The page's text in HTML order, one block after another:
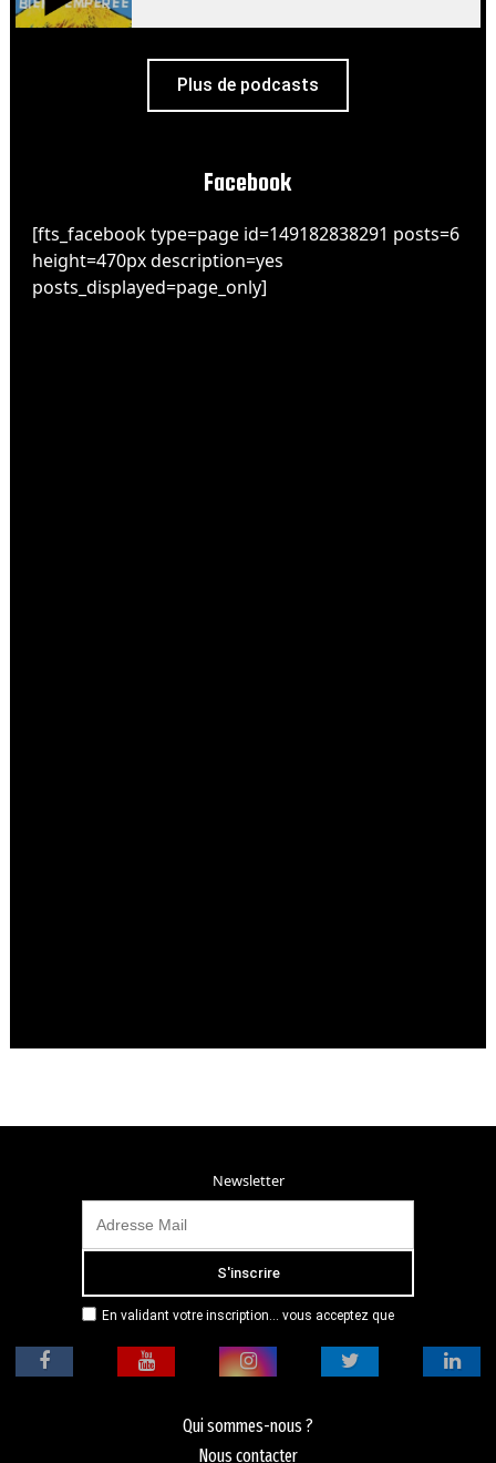
Plus de podcasts
Facebook
[fts_facebook type=page id=149182838291 posts=6
height=470px description=yes
posts_displayed=page_only]
Newsletter
En validant votre inscription... vous acceptez que
adresse email dans le but de vous envoyer
mensuellement sa lettre d’informations. Pour plus
politique de confidentialité.
Qui sommes-nous ?
Nous contacter